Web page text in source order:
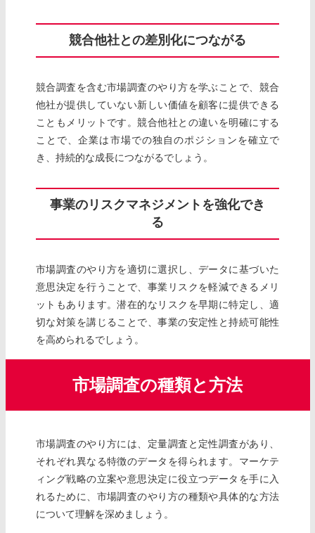
競合他社との差別化につながる
競合調査を含む市場調査のやり方を学ぶことで、競合
他社が提供していない新しい価値を顧客に提供できる
こともメリットです。競合他社との違いを明確にする
ことで、企業は市場での独自のポジションを確立で
き、持続的な成長につながるでしょう。
事業のリスクマネジメントを強化でき
る
市場調査のやり方を適切に選択し、データに基づいた
意思決定を行うことで、事業リスクを軽減できるメリ
ットもあります。潜在的なリスクを早期に特定し、適
切な対策を講じることで、事業の安定性と持続可能性
を高められるでしょう。
市場調査の種類と方法
市場調査のやり方には、定量調査と定性調査があり、
それぞれ異なる特徴のデータを得られます。マーケテ
ィング戦略の立案や意思決定に役立つデータを手に入
れるために、市場調査のやり方の種類や具体的な方法
について理解を深めましょう。